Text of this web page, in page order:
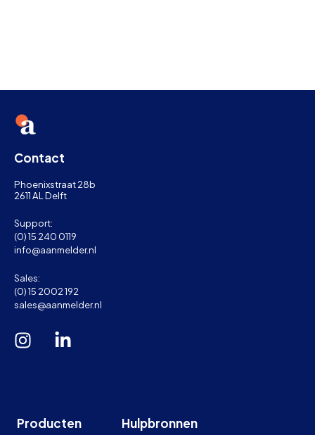
Contact
Phoenixstraat 28b
2611 AL Delft
Support:
(0) 15 240 0119
info@aanmelder.nl
Sales:
(0) 15 2002 192
sales@aanmelder.nl
Producten Hulpbronnen